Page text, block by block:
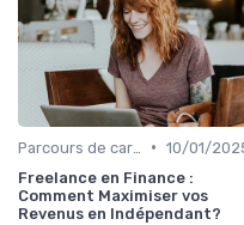
• 10/01/
Freelance en Finance :
Comment Maximiser vos
Revenus en Indépendant?